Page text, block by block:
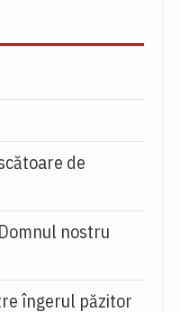
de
nostru
îngerul păzitor